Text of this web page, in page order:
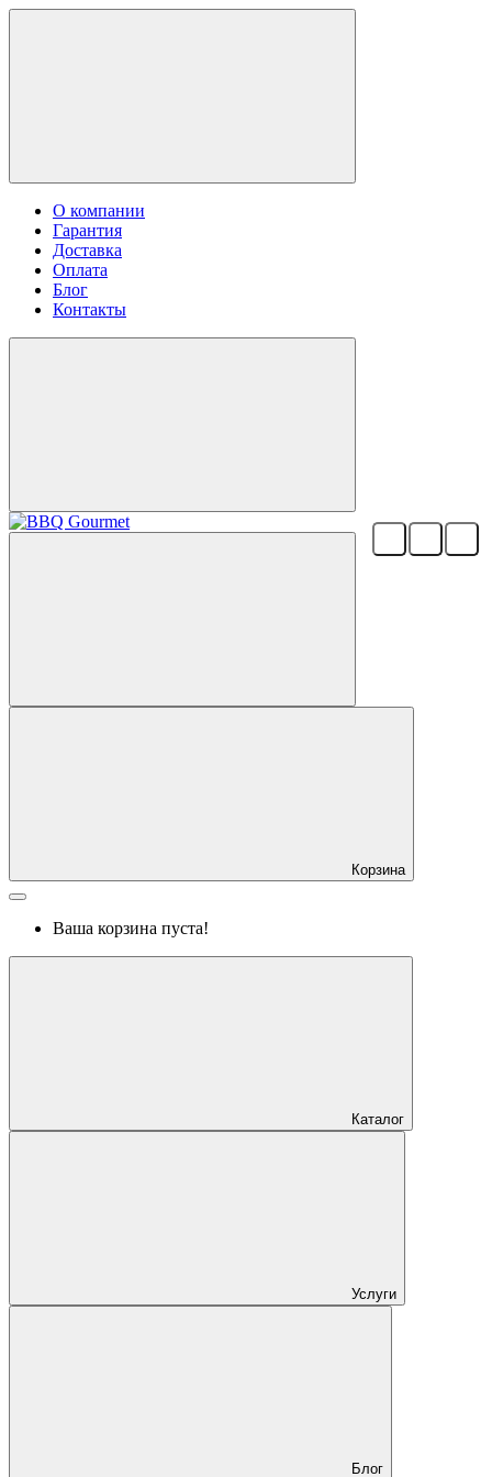
О компании
Гарантия
Доставка
Оплата
Блог
Контакты
Корзина
Ваша корзина пуста!
Каталог
Услуги
Блог